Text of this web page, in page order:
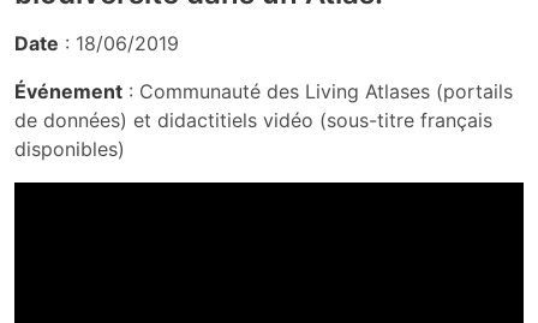
Date : 18/06/2019
Événement : Communauté des Living Atlases (portails
de données) et didactitiels vidéo (sous-titre français
disponibles)